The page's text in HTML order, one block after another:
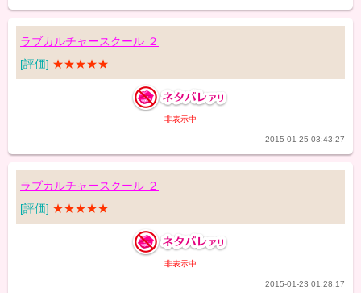
ラブカルチャースクール ２
[評価] ★★★★★
非表示中
2015-01-25 03:43:27
ラブカルチャースクール ２
[評価] ★★★★★
非表示中
2015-01-23 01:28:17